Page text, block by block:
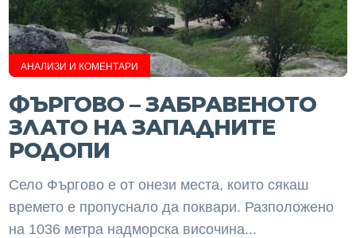
АНАЛИЗИ И КОМЕНТАРИ
ФЪРГОВО – ЗАБРАВЕНОТО
ЗЛАТО НА ЗАПАДНИТЕ
РОДОПИ
Село Фъргово е от онези места, които сякаш
времето е пропуснало да поквари. Разположено
на 1036 метра надморска височина...